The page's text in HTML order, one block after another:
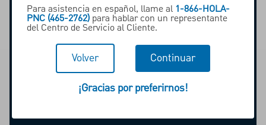
through economic cycles?
Brilliantly boring.
Contáctenos
Para asistencia en español, llame al 1-866-HOLA-
PNC (465-2762)para hablar con un representante
del Centro de Servicio al Cliente.
Volver Continuar
¡Gracias por preferirnos!